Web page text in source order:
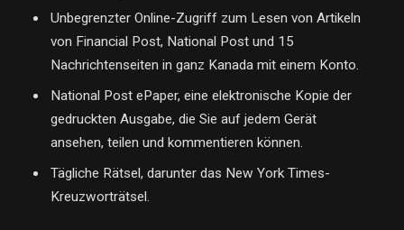
Unbegrenzter Online-Zugriff zum Lesen von Artikeln
von Financial Post, National Post und 15
Nachrichtenseiten in ganz Kanada mit einem Konto.
National Post ePaper, eine elektronische Kopie der
gedruckten Ausgabe, die Sie auf jedem Gerät
ansehen, teilen und kommentieren können.
Tägliche Rätsel, darunter das New York Times-
Kreuzworträtsel.